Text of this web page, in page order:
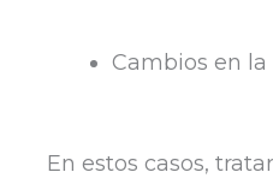
Cambios en
En estos casos,